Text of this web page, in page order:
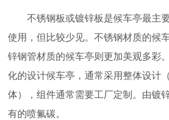
不锈钢板或镀锌板是候车亭最主
使用，但比较少见。不锈钢材质的候
锌钢管材质的候车亭则更加美观多彩
化的设计候车亭，通常采用整体设计
体），组件通常需要工厂定制。由镀
有的喷氟碳。